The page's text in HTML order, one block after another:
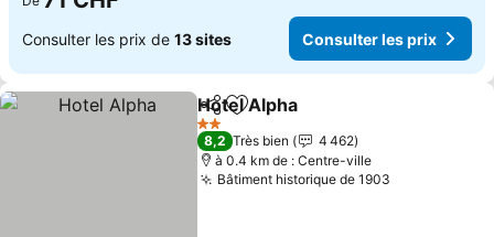
Consulter les prix de 13 sites Consulter les prix
PartagerAjouter à mes favoris
Hotel Alpha
2 Étoiles
8,2 Très bien
4 462
à 0.4 km de : Centre-ville
Bâtiment historique de 1903